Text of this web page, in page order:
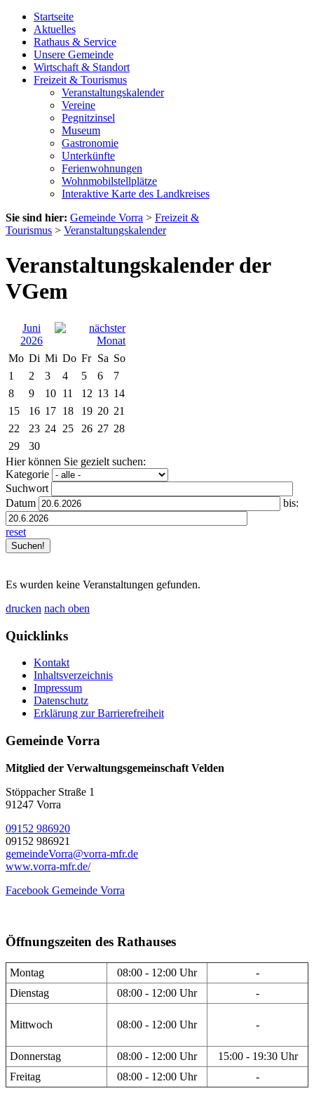
Startseite
Aktuelles
Rathaus & Service
Unsere Gemeinde
Wirtschaft & Standort
Freizeit & Tourismus
Veranstaltungskalender
Vereine
Pegnitzinsel
Museum
Gastronomie
Unterkünfte
Ferienwohnungen
Wohnmobilstellplätze
Interaktive Karte des Landkreises
Sie sind hier: Gemeinde Vorra > Freizeit &
Tourismus > Veranstaltungskalender
Veranstaltungskalender der
VGem
Juni
2026
Mo Di Mi Do Fr Sa So
1
2 3 4 5 6
7
8
9 10 11 12 13 14
15
16 17 18 19 20 21
22
23 24 25 26 27 28
29
30
Hier können Sie gezielt suchen:
Kategorie
Suchwort
Datum
bis:
reset
Es wurden keine Veranstaltungen gefunden.
drucken nach oben
Quicklinks
Kontakt
Inhaltsverzeichnis
Impressum
Datenschutz
Erklärung zur Barrierefreiheit
Gemeinde Vorra
Mitglied der Verwaltungsgemeinschaft Velden
Stöppacher Straße 1
91247 Vorra
09152 986920
09152 986921
gemeindeVorra@vorra-mfr.de
www.vorra-mfr.de/
Facebook Gemeinde Vorra
Öffnungszeiten des Rathauses
Montag 08:00 - 12:00 Uhr
-
Dienstag
08:00 - 12:00 Uhr -
Mittwoch 08:00 - 12:00 Uhr -
Donnerstag 08:00 - 12:00 Uhr
15:00 - 19:30 Uhr
Freitag
08:00 - 12:00 Uhr -